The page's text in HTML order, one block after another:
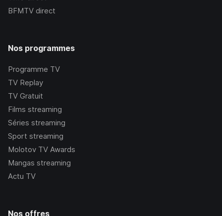
BFMTV direct
Nos programmes
Programme TV
TV Replay
TV Gratuit
Films streaming
Séries streaming
Sport streaming
Molotov TV Awards
Mangas streaming
Actu TV
Nos offres